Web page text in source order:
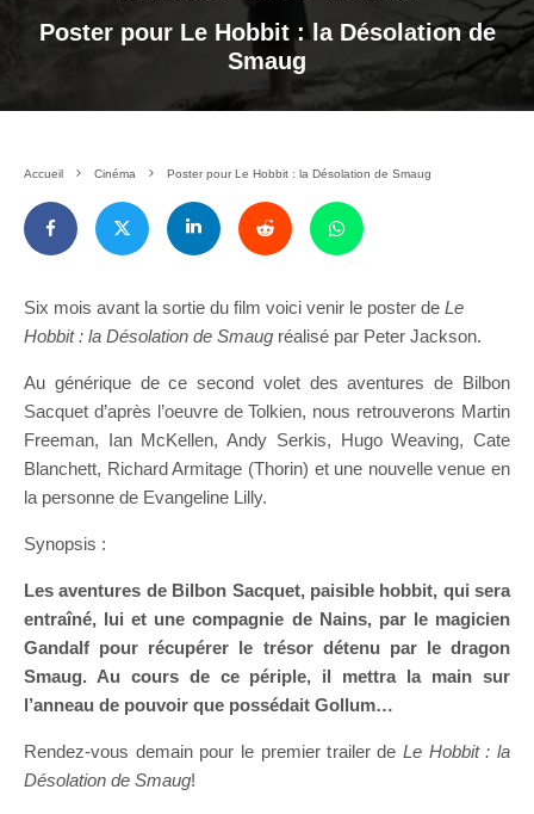
Poster pour Le Hobbit : la Désolation de
Smaug
Accueil Cinéma Poster pour Le Hobbit : la Désolation de Smaug
Six mois avant la sortie du film voici venir le poster de Le
Hobbit : la Désolation de Smaug réalisé par Peter Jackson.
Au générique de ce second volet des aventures de Bilbon
Sacquet d’après l’oeuvre de Tolkien, nous retrouverons Martin
Freeman, Ian McKellen, Andy Serkis, Hugo Weaving, Cate
Blanchett, Richard Armitage (Thorin) et une nouvelle venue en
la personne de Evangeline Lilly.
Synopsis :
Les aventures de Bilbon Sacquet, paisible hobbit, qui sera
entraîné, lui et une compagnie de Nains, par le magicien
Gandalf pour récupérer le trésor détenu par le dragon
Smaug. Au cours de ce périple, il mettra la main sur
l’anneau de pouvoir que possédait Gollum…
Rendez-vous demain pour le premier trailer de Le Hobbit : la
Désolation de Smaug!